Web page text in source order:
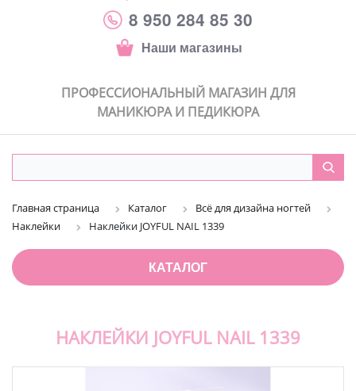
8 950 284 85 30
Наши магазины
ПРОФЕССИОНАЛЬНЫЙ МАГАЗИН ДЛЯ
МАНИКЮРА И ПЕДИКЮРА
Главная страница Каталог
Всё для дизайна ногтей
Наклейки
Наклейки JOYFUL NAIL 1339
КАТАЛОГ
НАКЛЕЙКИ JOYFUL NAIL 1339